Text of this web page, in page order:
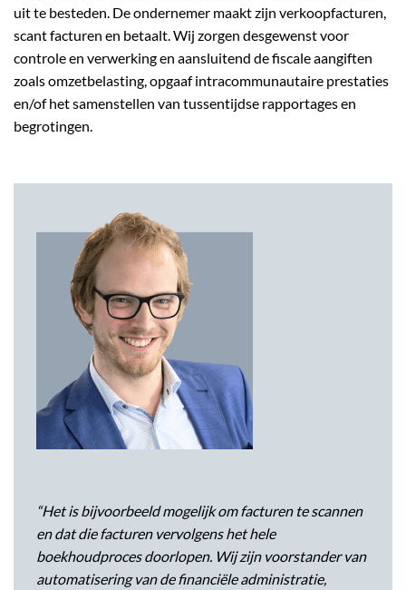
uit te besteden. De ondernemer maakt zijn verkoopfacturen,
scant facturen en betaalt. Wij zorgen desgewenst voor
controle en verwerking en aansluitend de fiscale aangiften
zoals omzetbelasting, opgaaf intracommunautaire prestaties
en/of het samenstellen van tussentijdse rapportages en
begrotingen.
“Het is bijvoorbeeld mogelijk om facturen te scannen
en dat die facturen vervolgens het hele
boekhoudproces doorlopen. Wij zijn voorstander van
automatisering van de financiële administratie,